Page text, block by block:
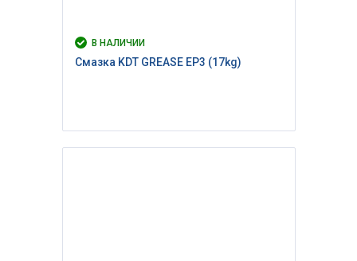
В НАЛИЧИИ
Cмазка KDT GREASE EP3 (17kg)